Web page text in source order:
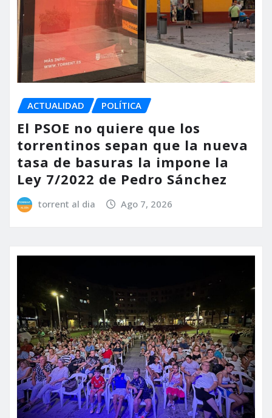
ACTUALIDAD POLÍTICA
El PSOE no quiere que los
torrentinos sepan que la nueva
tasa de basuras la impone la
Ley 7/2022 de Pedro Sánchez
torrent al dia Ago 7, 2026